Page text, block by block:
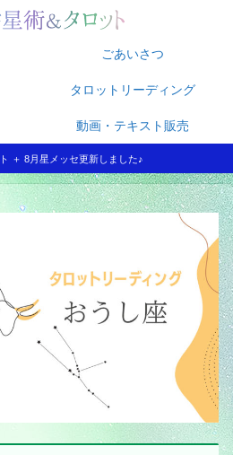
ごあいさつ
タロットリーディング
動画・テキスト販売
＋ 8月星メッセ更新しました♪